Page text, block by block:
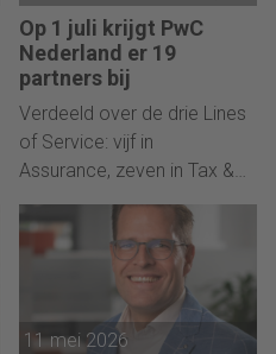
Op 1 juli krijgt PwC
Nederland er 19
partners bij
Verdeeld over de drie Lines
of Service: vijf in
Assurance, zeven in Tax &
Legal en zeven in Advisory.
11 mei 2026